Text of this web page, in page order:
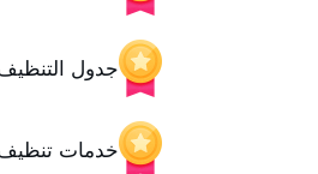
جدول
خدمات تنظيف